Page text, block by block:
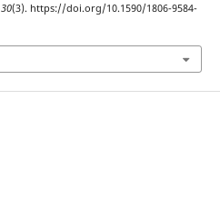
30(3). https://doi.org/10.1590/1806-9584-